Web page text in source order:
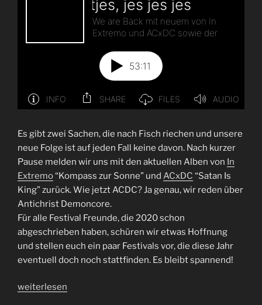
Es gibt zwei Sachen, die nach Fisch riechen und unsere
neue Folge ist auf jeden Fall keine davon. Nach kurzer
Pause melden wir uns mit den aktuellen Alben von In
Extremo“Kompass zur Sonne” und ACxDC “Satan Is
King” zurück. Wie jetzt ACDC? Ja genau, wir reden über
Antichrist Demoncore.
Für alle Festival Freunde, die 2020 schon
abgeschrieben haben, schüren wir etwas Hoffnung
und stellen euch ein paar Festivals vor, die diese Jahr
eventuell doch noch stattfinden. Es bleibt spannend!
„Folge
weiterlesen